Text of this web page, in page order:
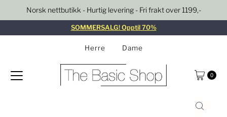
Gå til innhold
Norsk nettbutikk - Hurtig levering - Fri frakt over 1199,-
SOMMERSALG! Opptil 70%
Herre Dame
0